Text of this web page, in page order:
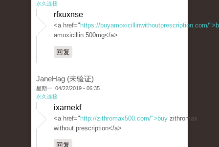
永久连接
rfxuxnse
<a href=" https://buyamoxicillinwithoutprescription.com/
amoxicillin 500mg</a>
回复
JaneHag (未验证)
星期一, 04/22/2019 - 06:35
永久连接
ixarnekf
<a href=" http://zithromax500.com/">buy zithromax
without prescription</a>
回复